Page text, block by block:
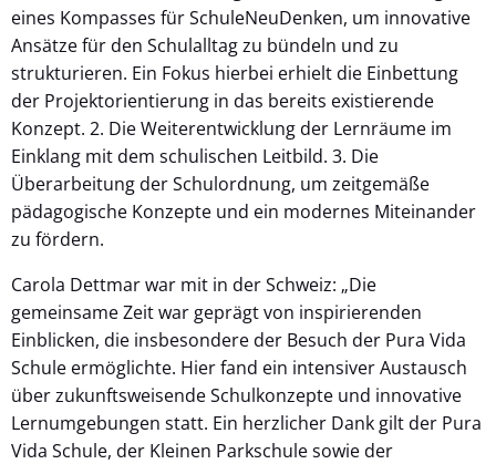
eines Kompasses für SchuleNeuDenken, um innovative
Ansätze für den Schulalltag zu bündeln und zu
strukturieren. Ein Fokus hierbei erhielt die Einbettung
der Projektorientierung in das bereits existierende
Konzept. 2. Die Weiterentwicklung der Lernräume im
Einklang mit dem schulischen Leitbild. 3. Die
Überarbeitung der Schulordnung, um zeitgemäße
pädagogische Konzepte und ein modernes Miteinander
zu fördern.
Carola Dettmar war mit in der Schweiz: „Die
gemeinsame Zeit war geprägt von inspirierenden
Einblicken, die insbesondere der Besuch der Pura Vida
Schule ermöglichte. Hier fand ein intensiver Austausch
über zukunftsweisende Schulkonzepte und innovative
Lernumgebungen statt. Ein herzlicher Dank gilt der Pura
Vida Schule, der Kleinen Parkschule sowie der